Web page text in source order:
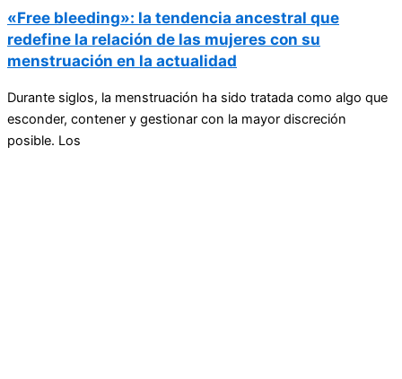
«Free bleeding»: la tendencia ancestral que
redefine la relación de las mujeres con su
menstruación en la actualidad
Durante siglos, la menstruación ha sido tratada como algo que
esconder, contener y gestionar con la mayor discreción
posible. Los